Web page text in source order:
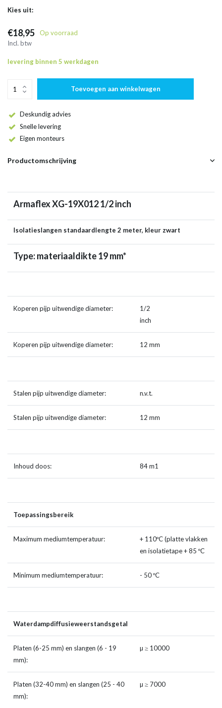
Kies uit:
€18,95
Op voorraad
Incl. btw
levering binnen 5 werkdagen
Toevoegen aan winkelwagen
Deskundig advies
Snelle levering
Eigen monteurs
Productomschrijving
Armaflex XG-19X012 1/2 inch
Isolatieslangen standaardlengte 2 meter, kleur zwart
Type: materiaaldikte 19 mm*
Koperen pijp uitwendige diameter:
1/2
inch
Koperen pijp uitwendige diameter: 12 mm
Stalen pijp uitwendige diameter: n.v.t.
Stalen pijp uitwendige diameter: 12 mm
Inhoud doos: 84 m1
Toepassingsbereik
Maximum mediumtemperatuur:
+ 110ºC (platte vlakken
en isolatietape + 85 ºC
Minimum mediumtemperatuur: - 50 ºC
Waterdampdiffusieweerstandsgetal
Platen (6-25 mm) en slangen (6 - 19
mm):
µ ≥ 10000
Platen (32-40 mm) en slangen (25 - 40
mm):
µ ≥ 7000